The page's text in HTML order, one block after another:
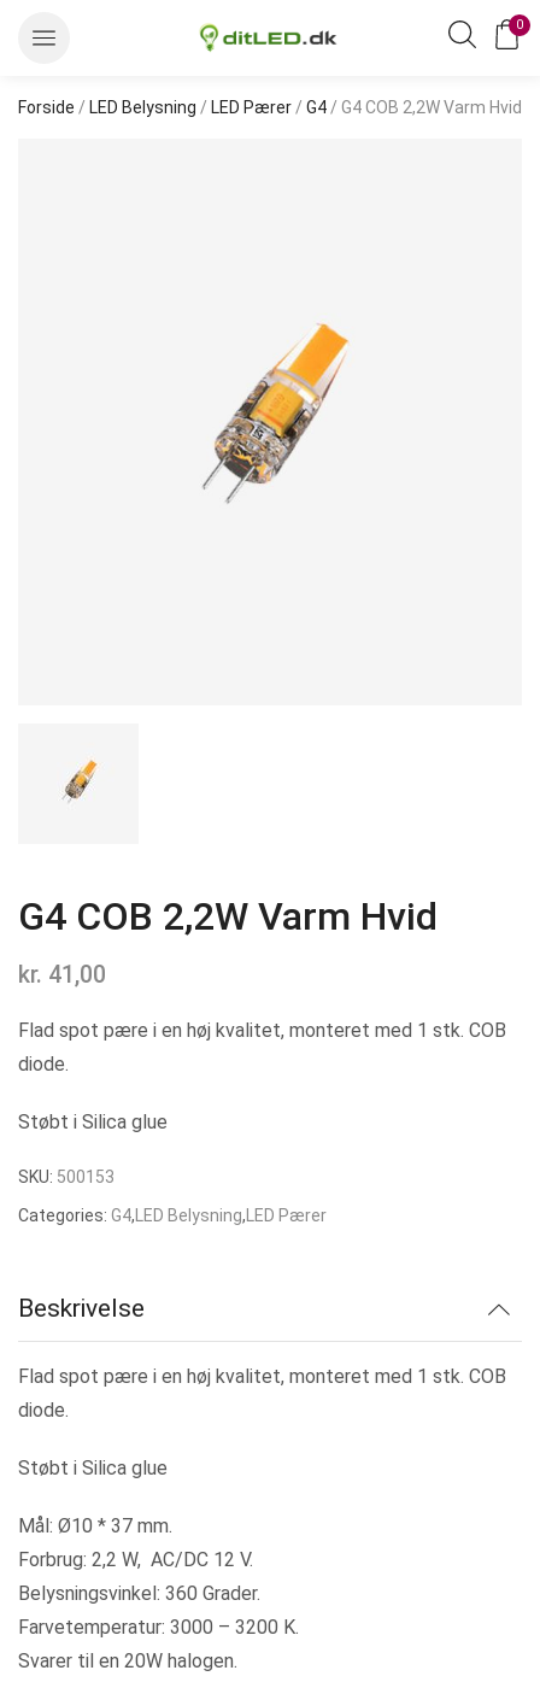
0
Forside / LED Belysning / LED Pærer / G4 / G4 COB 2,2W Varm Hvid
G4 COB 2,2W Varm Hvid
kr. 41,00
Flad spot pære i en høj kvalitet, monteret med 1 stk. COB
diode.
Støbt i Silica glue
SKU: 500153
Categories: G4, LED Belysning, LED Pærer
Beskrivelse
Flad spot pære i en høj kvalitet, monteret med 1 stk. COB
diode.
Støbt i Silica glue
Mål: Ø10 * 37 mm.
Forbrug: 2,2 W, AC/DC 12 V.
Belysningsvinkel: 360 Grader.
Farvetemperatur: 3000 – 3200 K.
Svarer til en 20W halogen.